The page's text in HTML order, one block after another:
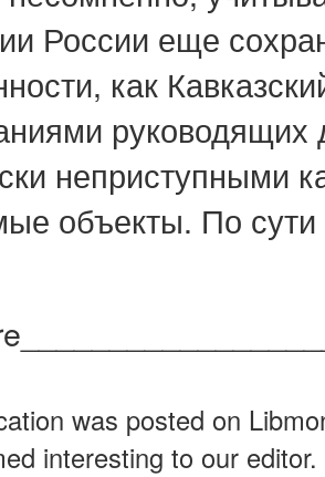
России еще
как
неприступными
объекты. По
was posted on
interesting to our editor.